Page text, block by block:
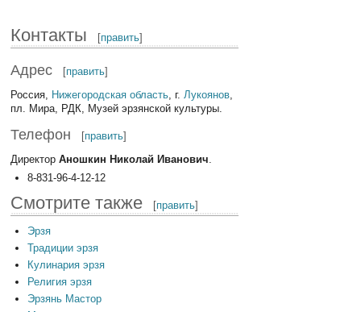
Контакты [править]
Адрес [править]
Россия, Нижегородская область, г.Лукоянов,
пл. Мира, РДК, Музей эрзянской культуры.
Телефон [править]
ДиректорАношкин Николай Иванович
8-831-96-4-12-12
Смотрите также [править]
Эрзя
Традиции эрзя
Кулинария эрзя
Религия эрзя
Эрзянь Мастор